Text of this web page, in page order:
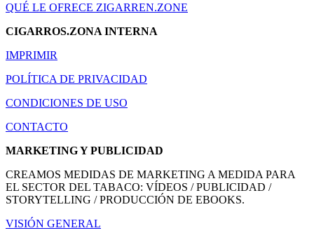
QUÉ LE OFRECE ZIGARREN.ZONE
CIGARROS.ZONA INTERNA
IMPRIMIR
POLÍTICA DE PRIVACIDAD
CONDICIONES DE USO
CONTACTO
MARKETING Y PUBLICIDAD
CREAMOS MEDIDAS DE MARKETING A MEDIDA PARA
EL SECTOR DEL TABACO: VÍDEOS / PUBLICIDAD /
STORYTELLING / PRODUCCIÓN DE EBOOKS.
VISIÓN GENERAL